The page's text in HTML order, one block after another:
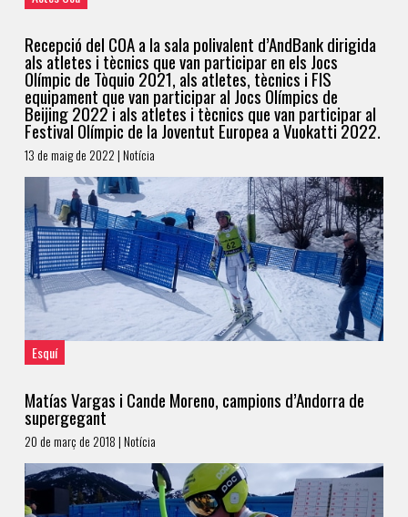
Recepció del COA a la sala polivalent d’AndBank dirigida
als atletes i tècnics que van participar en els Jocs
Olímpic de Tòquio 2021, als atletes, tècnics i FIS
equipament que van participar al Jocs Olímpics de
Beijing 2022 i als atletes i tècnics que van participar al
Festival Olímpic de la Joventut Europea a Vuokatti 2022.
13 de maig de 2022 | Notícia
Esquí
Matías Vargas i Cande Moreno, campions d’Andorra de
supergegant
20 de març de 2018 | Notícia